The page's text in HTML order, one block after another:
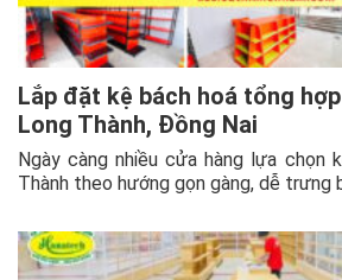
Lắp đặt kệ bách hoá tổng
Long Thành, Đồng Nai
Ngày càng nhiều cửa hàng lựa chọn
Thành theo hướng gọn gàng, dễ trưng